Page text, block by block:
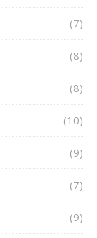
(7)
(8)
(8)
(10)
(9)
(7)
(9)